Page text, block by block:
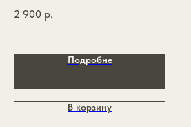
2 900 р.
Подробне
В корзину
*признан экстремистской организацией и запрещён